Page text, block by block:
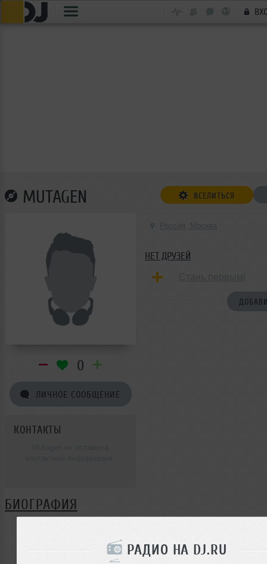
РАДИО НА DJ.RU
MUTAGEN ВСЕЛИТЬСЯ
0
ЛИЧНОЕ СООБЩЕНИЕ
КОНТАКТЫ
НЕТ ДРУЗЕЙ
БИОГРАФИЯ